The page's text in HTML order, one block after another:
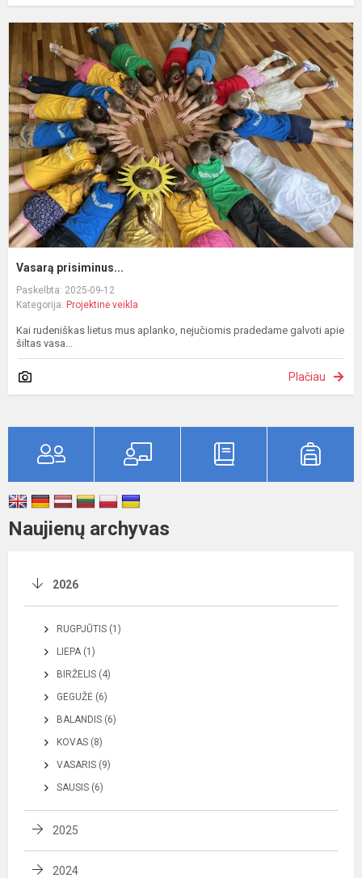
Vasarą prisiminus...
Paskelbta: 2025-09-12
Kategorija: Projektinė veikla
Kai rudeniškas lietus mus aplanko, nejučiomis pradedame galvoti apie
šiltas vasa...
Plačiau
Naujienų archyvas
2026
RUGPJŪTIS (1)
LIEPA (1)
BIRŽELIS (4)
GEGUŽĖ (6)
BALANDIS (6)
KOVAS (8)
VASARIS (9)
SAUSIS (6)
2025
2024